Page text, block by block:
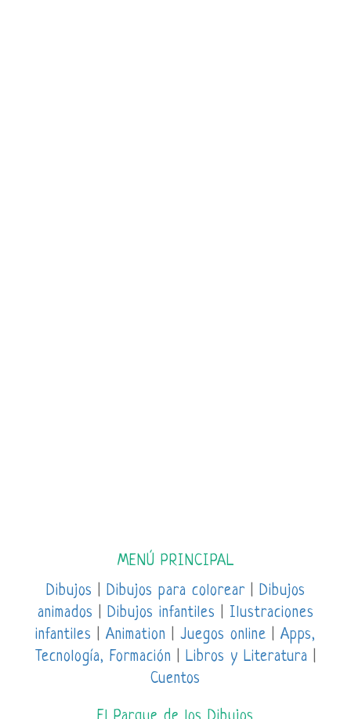
MENÚ PRINCIPAL
Dibujos
Dibujos para colorear| Dibujos
animados
Dibujos infantiles
Ilustraciones
infantiles
Animation Juegos online
Apps,
Tecnología, Formación
Libros y Literatura
Cuentos